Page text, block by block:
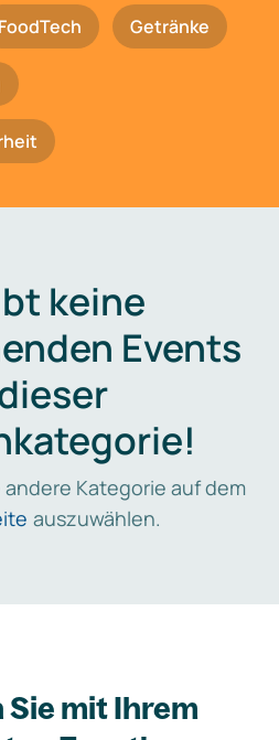
FoodTech Getränke
keine
Events
Kategorie auf dem
auszuwählen.
Sie mit Ihrem